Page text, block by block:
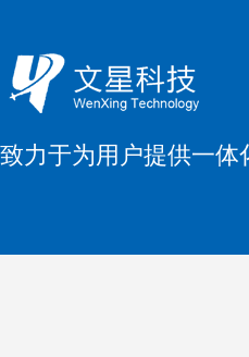
致力于为用户提供一体